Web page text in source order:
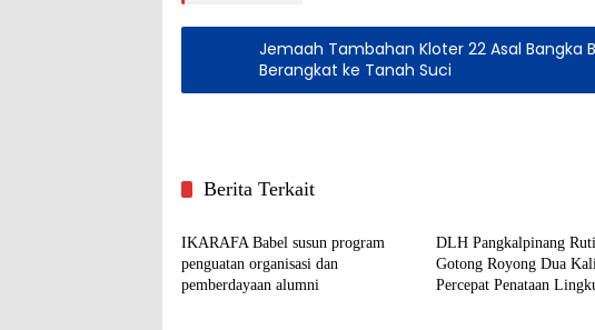
Jemaah Tambahan Kloter 22 Asal Bangka
Berangkat ke Tanah Suci
Berita Terkait
Pangkalpinang
IKARAFA Babel susun program
penguatan organisasi dan
pemberdayaan alumni
DLH Pangkalpinang
Gotong Royong Dua Kali
Percepat Penataan
Pangkalpinang Pangkalpinang